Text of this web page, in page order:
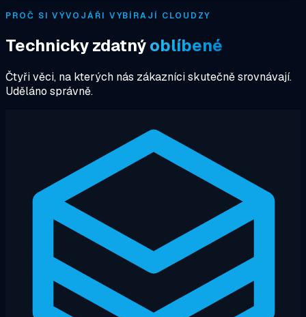
PROČ SI VÝVOJÁŘI VYBÍRAJÍ CLOUDZY
Technicky zdatnýoblíbené
Čtyři věci, na kterých nás zákazníci skutečně srovnávají.
Uděláno správně.